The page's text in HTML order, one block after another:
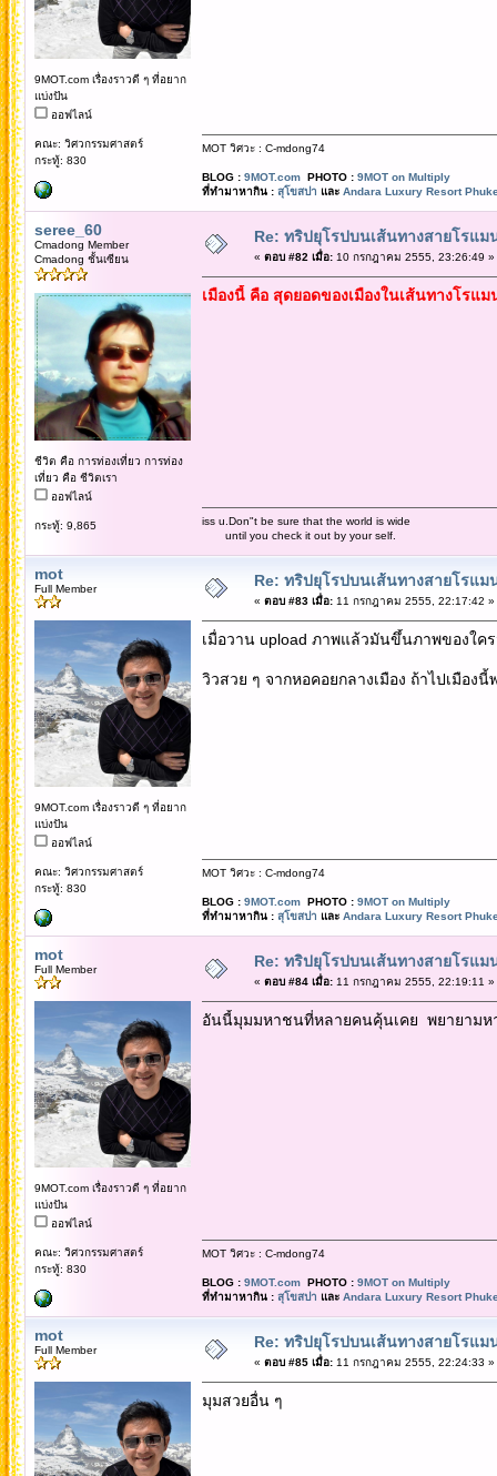
9MOT.com เรื่องราวดี ๆ ที่อยาก
แบ่งปัน
ออฟไลน์
คณะ: วิศวกรรมศาสตร์
กระทู้: 830
MOT วิศวะ : C-mdong74
BLOG : 9MOT.comPHOTO : 9MOT on Multiply
ที่ทำมาหากิน : สุโขสปา และ Andara Luxury Resort
seree_60
Cmadong Member
Cmadong ชั้นเซียน
ชีวิต คือ การท่องเที่ยว การท่อง
เที่ยว คือ ชีวิตเรา
ออฟไลน์
กระทู้: 9,865
Re: ทริปยุโรปบนเส้นทางสายโรแม
« ตอบ #82 เมื่อ:10 กรกฎาคม 2555, 23:26:49 »
เมืองนี้ คือ สุดยอดของเมืองในเส้นทางโรแ
iss u.Don"t be sure that the world is wide
until you check it out by your self.
mot
Full Member
9MOT.com เรื่องราวดี ๆ ที่อยาก
แบ่งปัน
ออฟไลน์
คณะ: วิศวกรรมศาสตร์
กระทู้: 830
Re: ทริปยุโรปบนเส้นทางสายโรแม
« ตอบ #83 เมื่อ:11 กรกฎาคม 2555, 22:17:42 »
เมื่อวาน upload ภาพแล้วมันขึ้นภาพของใค
วิวสวย ๆ จากหอคอยกลางเมือง ถ้าไปเมือง
MOT วิศวะ : C-mdong74
BLOG : 9MOT.comPHOTO : 9MOT on Multiply
ที่ทำมาหากิน : สุโขสปา และ Andara Luxury Resort
mot
Full Member
9MOT.com เรื่องราวดี ๆ ที่อยาก
แบ่งปัน
ออฟไลน์
คณะ: วิศวกรรมศาสตร์
กระทู้: 830
Re: ทริปยุโรปบนเส้นทางสายโรแม
« ตอบ #84 เมื่อ:11 กรกฎาคม 2555, 22:19:11 »
อันนี้มุมมหาชนที่หลายคนคุ้นเคย พยายามห
MOT วิศวะ : C-mdong74
BLOG : 9MOT.comPHOTO : 9MOT on Multiply
ที่ทำมาหากิน : สุโขสปา และ Andara Luxury Resort
mot
Full Member Re: ทริปยุโรปบนเส้นทางสายโรแม
« ตอบ #85 เมื่อ:11 กรกฎาคม 2555, 22:24:33 »
มุมสวยอื่น ๆ